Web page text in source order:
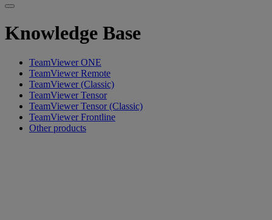
Knowledge Base
TeamViewer ONE
TeamViewer Remote
TeamViewer (Classic)
TeamViewer Tensor
TeamViewer Tensor (Classic)
TeamViewer Frontline
Other products